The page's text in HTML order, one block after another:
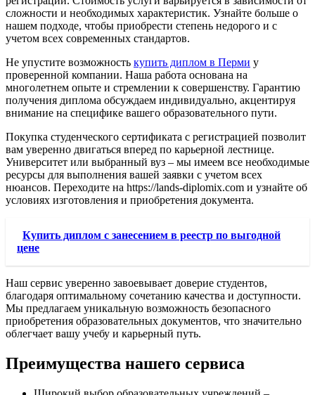
сложности и необходимых характеристик. Узнайте больше о
нашем подходе, чтобы приобрести степень недорого и с
учетом всех современных стандартов.
Не упустите возможность купить диплом в Перми у
проверенной компании. Наша работа основана на
многолетнем опыте и стремлении к совершенству. Гарантию
получения диплома обсуждаем индивидуально, акцентируя
внимание на специфике вашего образовательного пути.
Покупка студенческого сертификата с регистрацией позволит
вам уверенно двигаться вперед по карьерной лестнице.
Университет или выбранный вуз – мы имеем все необходимые
ресурсы для выполнения вашей заявки с учетом всех
нюансов. Переходите на https://lands-diplomix.com и узнайте об
условиях изготовления и приобретения документа.
Купить диплом с занесением в реестр по выгодной
цене
Наш сервис уверенно завоевывает доверие студентов,
благодаря оптимальному сочетанию качества и доступности.
Мы предлагаем уникальную возможность безопасного
приобретения образовательных документов, что значительно
облегчает вашу учебу и карьерный путь.
Преимущества нашего сервиса